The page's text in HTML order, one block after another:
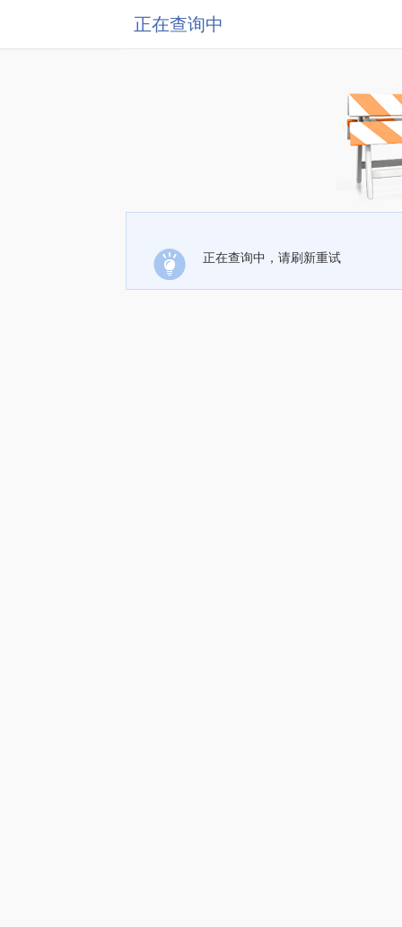
正在查询中
正在查询中，请刷新重试